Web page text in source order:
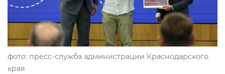
фото: пресс-служба администрации Краснодарского
края